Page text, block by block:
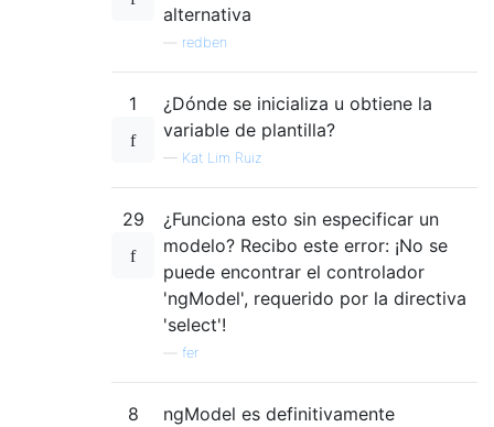
alternativa
redben
1
¿Dónde se inicializa u obtiene la
variable de plantilla?
— Kat Lim Ruiz
29
¿Funciona esto sin especificar un
modelo? Recibo este error: ¡No se
puede encontrar el controlador
'ngModel', requerido por la directiva
'select'!
fer
8
ngModel es definitivamente